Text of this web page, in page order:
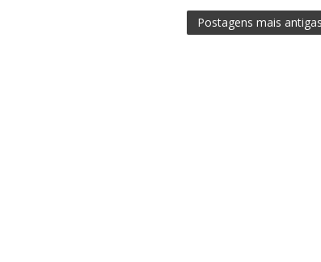
Postagens mais antigas